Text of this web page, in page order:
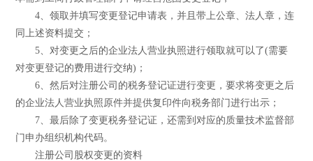
4、领取并填写变更登记申请表，并且带上公章、法人章，连
同上述资料提交；
5、对变更之后的企业法人营业执照进行领取就可以了(需要
对变更登记的费用进行交纳)；
6、然后对注册公司的税务登记证进行变更，要求将变更之后
的企业法人营业执照原件并提供复印件向税务部门进行出示；
7、最后除了变更税务登记证，还需到对应的质量技术监督部
门申办组织机构代码。
注册公司股权变更的资料